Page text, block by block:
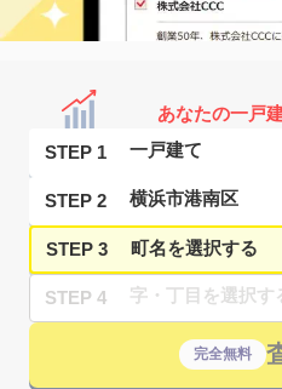
あなたの一戸
STEP 1
STEP 2
STEP 3
STEP 4
完全無料